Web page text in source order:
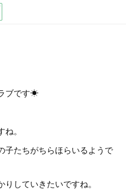
ブです☀
。
子たちがちらほらいるようで
していきたいですね。